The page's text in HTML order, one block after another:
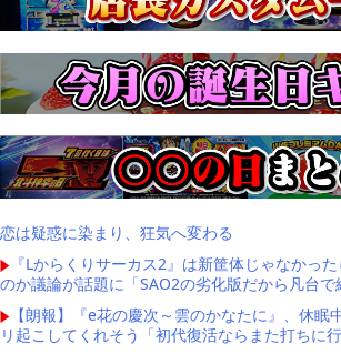
恋は疑惑に染まり、狂気へ変わる
『Lからくりサーカス2』は新筐体じゃなかっ
のか議論が話題に「SAO2の劣化版だから凡台で
【朗報】『e花の慶次～雲のかなたに』、休眠
リ起こしてくれそう「初代復活ならまた打ちに行